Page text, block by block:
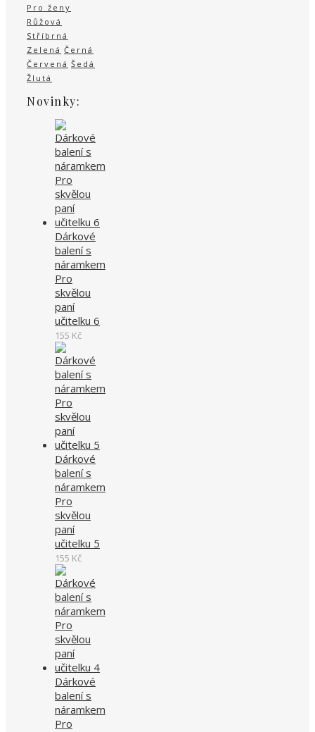
Pro ženy
Růžová
Stříbrná
Zelená Černá
Červená Šedá
Žlutá
Novinky:
Dárkové
balení s
náramkem
Pro
skvělou
paní
učitelku 6
155 Kč
Dárkové
balení s
náramkem
Pro
skvělou
paní
učitelku 5
155 Kč
Dárkové
balení s
náramkem
Pro